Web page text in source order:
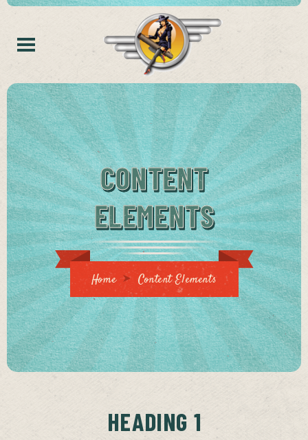
CONTENT
ELEMENTS
Home Content Elements
HEADING 1